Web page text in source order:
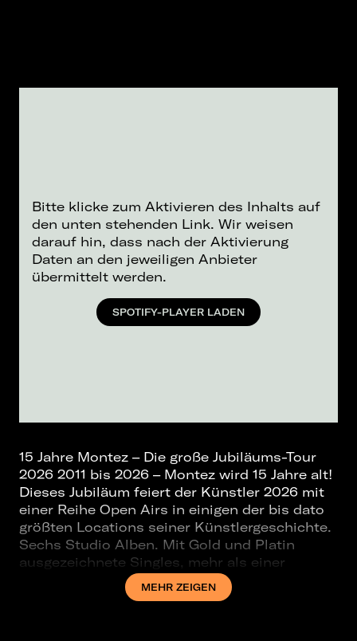
Bitte klicke zum Aktivieren des Inhalts auf
den unten stehenden Link. Wir weisen
darauf hin, dass nach der Aktivierung
Daten an den jeweiligen Anbieter
übermittelt werden.
SPOTIFY-PLAYER LADEN
15 Jahre Montez – Die große Jubiläums-Tour
2026 2011 bis 2026 – Montez wird 15 Jahre alt!
Dieses Jubiläum feiert der Künstler 2026 mit
einer Reihe Open Airs in einigen der bis dato
größten Locations seiner Künstlergeschichte.
Sechs Studio Alben. Mit Gold und Platin
ausgezeichnete Singles, mehr als einer
Milliarde Streams über alle Projekte und
Alben hinweg, Headliner-Slots auf großen
MEHR ZEIGEN